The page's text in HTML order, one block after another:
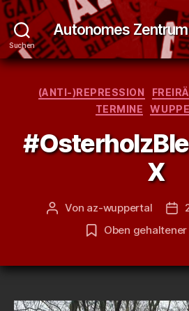
Suchen
Autonomes
(ANTI-)REPRESSION
TERMINE
X
Beitragsautor
Von az-wuppertal
Oben